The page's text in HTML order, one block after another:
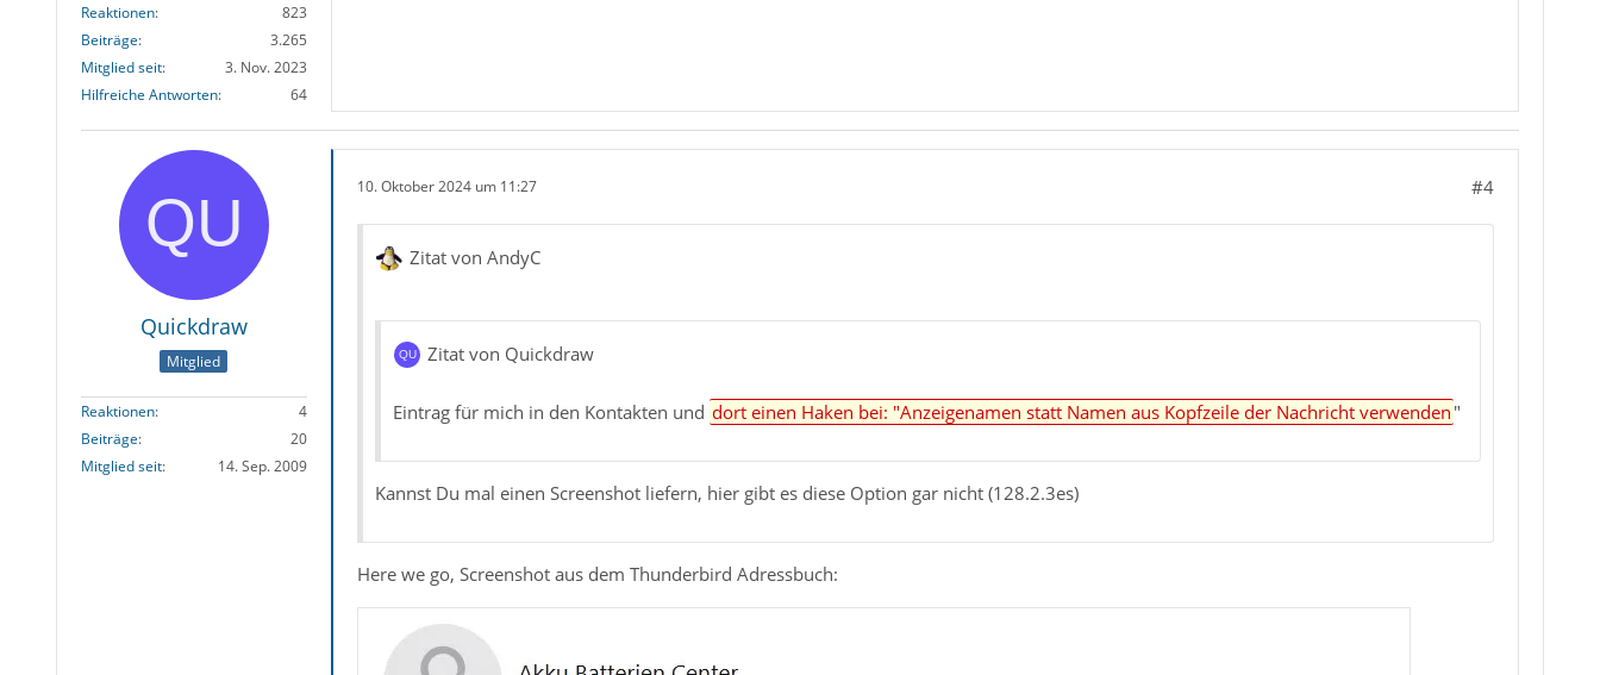
Reaktionen
823
Beiträge
3.265
Mitglied seit
3. Nov. 2023
Hilfreiche Antworten
64
Quickdraw
Mitglied
Reaktionen
4
Beiträge
20
Mitglied seit
14. Sep. 2009
10. Oktober 2024 um 11:27 #4
Zitat von AndyC
Zitat von Quickdraw
Eintrag für mich in den Kontakten und dort einen Haken bei: "Anzeigenamen statt Namen aus Kopfzeile der Nachricht verwenden "
Kannst Du mal einen Screenshot liefern, hier gibt es diese Option gar nicht (128.2.3es)
Here we go, Screenshot aus dem Thunderbird Adressbuch: